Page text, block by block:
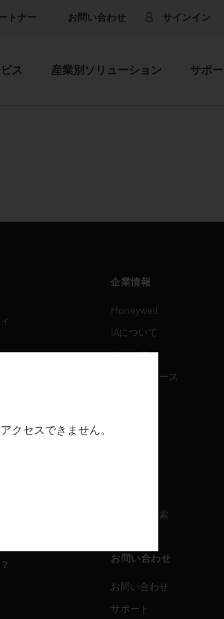
トナー お問い合わせ サインイン
ス 産業別ソリューション サポ
企業情報
Honeywell
IAについて
ニュース
プレスリリース
求人情報検索
お問い合わせ
お問い合わせ
サポート
クセスできません。